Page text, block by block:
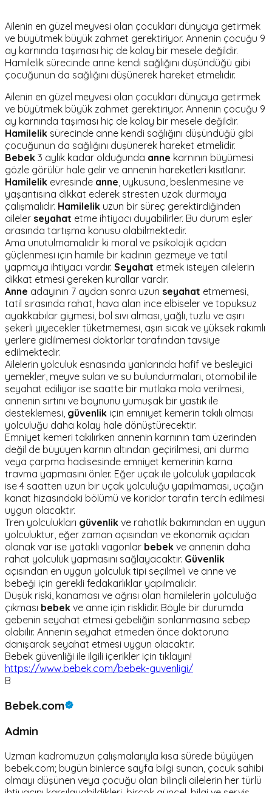
Ailenin en güzel meyvesi olan çocukları dünyaya getirmek
ve büyütmek büyük zahmet gerektiriyor. Annenin çocuğu 9
ay karnında taşıması hiç de kolay bir mesele değildir.
Hamilelik sürecinde anne kendi sağlığını düşündüğü gibi
çocuğunun da sağlığını düşünerek hareket etmelidir.
Ailenin en güzel meyvesi olan çocukları dünyaya getirmek
ve büyütmek büyük zahmet gerektiriyor. Annenin çocuğu 9
ay karnında taşıması hiç de kolay bir mesele değildir.
Hamilelik sürecinde anne kendi sağlığını düşündüğü gibi
çocuğunun da sağlığını düşünerek hareket etmelidir.
Bebek 3 aylık kadar olduğunda anne karnının büyümesi
gözle görülür hale gelir ve annenin hareketleri kısıtlanır.
Hamilelik evresinde anne , uykusuna, beslenmesine ve
yaşantısına dikkat ederek stresten uzak durmaya
çalışmalıdır. Hamilelik uzun bir süreç gerektirdiğinden
aileler seyahat etme ihtiyacı duyabilirler. Bu durum eşler
arasında tartışma konusu olabilmektedir.
Ama unutulmamalıdır ki moral ve psikolojik açıdan
güçlenmesi için hamile bir kadının gezmeye ve tatil
yapmaya ihtiyacı vardır. Seyahat etmek isteyen ailelerin
dikkat etmesi gereken kurallar vardır.
Anne adayının 7 aydan sonra uzun seyahat etmemesi,
tatil sırasında rahat, hava alan ince elbiseler ve topuksuz
ayakkabılar giymesi, bol sıvı alması, yağlı, tuzlu ve aşırı
şekerli yiyecekler tüketmemesi, aşırı sıcak ve yüksek rakımlı
yerlere gidilmemesi doktorlar tarafından tavsiye
edilmektedir.
Ailelerin yolculuk esnasında yanlarında hafif ve besleyici
yemekler, meyve suları ve su bulundurmaları, otomobil ile
seyahat ediliyor ise saatte bir mutlaka mola verilmesi,
annenin sırtını ve boynunu yumuşak bir yastık ile
desteklemesi, güvenlik için emniyet kemerin takılı olması
yolculuğu daha kolay hale dönüştürecektir.
Emniyet kemeri takılırken annenin karnının tam üzerinden
değil de büyüyen karnın altından geçirilmesi, ani durma
veya çarpma hadisesinde emniyet kemerinin karna
travma yapmasını önler. Eğer uçak ile yolculuk yapılacak
ise 4 saatten uzun bir uçak yolculuğu yapılmaması, uçağın
kanat hizasındaki bölümü ve koridor tarafın tercih edilmesi
uygun olacaktır.
Tren yolculukları güvenlik ve rahatlık bakımından en uygun
yolculuktur, eğer zaman açısından ve ekonomik açıdan
olanak var ise yataklı vagonlar bebek ve annenin daha
rahat yolculuk yapmasını sağlayacaktır. Güvenlik
açısından en uygun yolculuk tipi seçilmeli ve anne ve
bebeği için gerekli fedakarlıklar yapılmalıdır.
Düşük riski, kanaması ve ağrısı olan hamilelerin yolculuğa
çıkması bebek ve anne için risklidir. Böyle bir durumda
gebenin seyahat etmesi gebeliğin sonlanmasına sebep
olabilir. Annenin seyahat etmeden önce doktoruna
danışarak seyahat etmesi uygun olacaktır.
Bebek güvenliği ile ilgili içerikler için tıklayın!
https://www.bebek.com/bebek-guvenligi/
B
Bebek.com
Admin
Uzman kadromuzun çalışmalarıyla kısa sürede büyüyen
bebek.com; bugün binlerce sayfa bilgi sunan, çocuk sahibi
olmayı düşünen veya çocuğu olan bilinçli ailelerin her türlü